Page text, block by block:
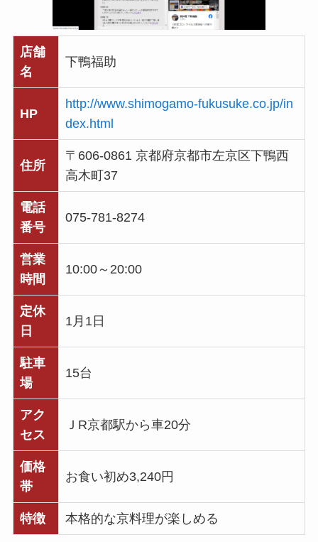
店舗
名
下鴨福助
HP
http://www.shimogamo-fukusuke.co.jp/in
dex.html
住所
〒606-0861 京都府京都市左京区下鴨西
高木町37
電話
番号
075-781-8274
営業
時間
10:00～20:00
定休
日
1月1日
駐車
場
15台
アク
セス
ＪR京都駅から車20分
価格
帯
お食い初め3,240円
特徴 本格的な京料理が楽しめる